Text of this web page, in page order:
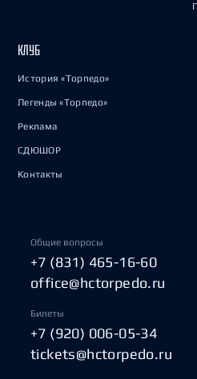
КЛУБ
История «Торпедо»
Легенды «Торпедо»
Реклама
СДЮШОР
Контакты
Общие вопросы
+7 (831) 465-16-60
office@hctorpedo.ru
Билеты
+7 (920) 006-05-34
tickets@hctorpedo.ru